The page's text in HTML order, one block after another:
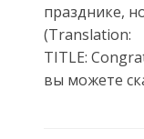
празднике,
(Translation:
TITLE:
вы можете